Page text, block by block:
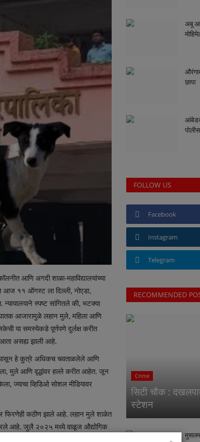
आणि अगदी शाळा-महाविद्यालयांच्या
आज ११ ऑगस्ट ला दिल्ली, नोएडा,
स्पष्ट सांगितले की, भटक्या
घातक आजारामुळे लहान मुले, महिला आणि
या समस्येकडे पूर्णपणे दुर्लक्ष करीत
आता असह्य झाली आहे.
हे कुत्रे अधिकच चवताळलेले आणि
मुले आणि वृद्धांवर हल्ले करीत आहेत. जून
ज्याचा व्हिडिओ सोशल मीडियावर
फिरणेही कठीण झाले आहे. लहान मुले शाळेत
ठरले आहे. जुलै २०२५ मध्ये वाळूज औद्योगिक
की, ही समस्या केवळ माणसांपुरती
अबू
छापा
FOLLOW US
Facebook
Instagram
Telegram
RECOMMENDED
Crime
सिटी चौक :
स्टेशन